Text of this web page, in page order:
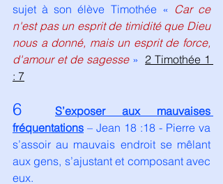
sujet à son élève Timothée « Car ce
n'est pas un esprit de timidité que Dieu
nous a donné, mais un esprit de force,
d'amour et de sagesse » 2 Timothée 1
: 7
6
S’exposer aux mauvaises
fréquentations – Jean 18 :18 - Pierre va
s’assoir au mauvais endroit se mêlant
aux gens, s’ajustant et composant avec
eux.